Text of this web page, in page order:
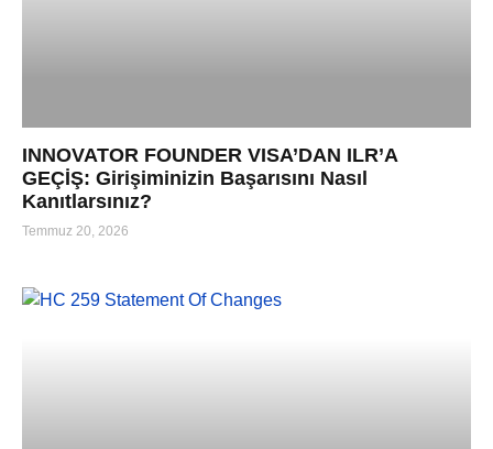
INNOVATOR FOUNDER VISA’DAN ILR’A
GEÇİŞ: Girişiminizin Başarısını Nasıl
Kanıtlarsınız?
Temmuz 20, 2026